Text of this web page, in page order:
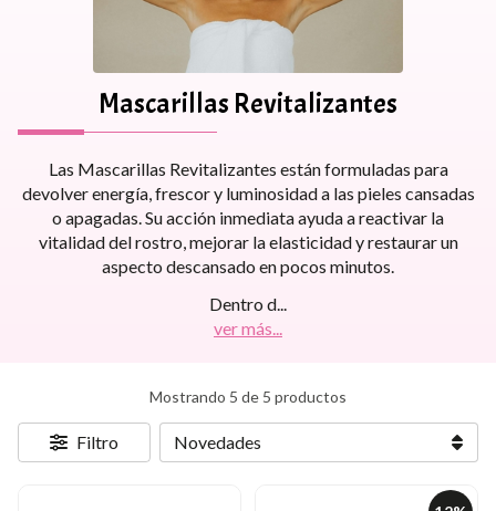
Mascarillas Revitalizantes
Las Mascarillas Revitalizantes están formuladas para
devolver energía, frescor y luminosidad a las pieles cansadas
o apagadas. Su acción inmediata ayuda a reactivar la
vitalidad del rostro, mejorar la elasticidad y restaurar un
aspecto descansado en pocos minutos.
Dentro d
ver más...
Mostrando 5 de 5 productos
Filtro